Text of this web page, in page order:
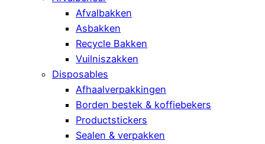
Afvalbakken
Asbakken
Recycle Bakken
Vuilniszakken
Disposables
Afhaalverpakkingen
Borden bestek & koffiebekers
Productstickers
Sealen & verpakken